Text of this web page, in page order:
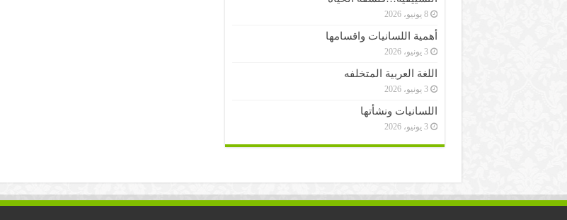
8 يونيو، 2026
أهمية اللسانيات واقسامها
3 يونيو، 2026
اللغة العربية المتخلفه
3 يونيو، 2026
اللسانيات ونشأتها
3 يونيو، 2026